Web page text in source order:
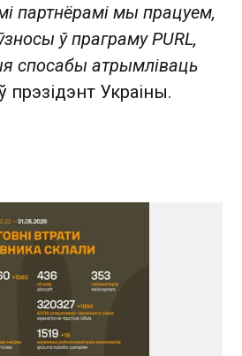
партнёрамі мы працуем,
ў праграму PURL,
спосабы атрымліваць
прэзідэнт Украіны.